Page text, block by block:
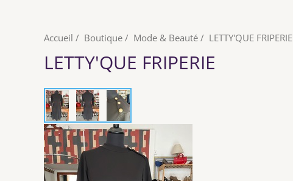
Accueil / Boutique / Mode & Beauté / LETTY'QUE FRIPERIE
LETTY'QUE FRIPERIE